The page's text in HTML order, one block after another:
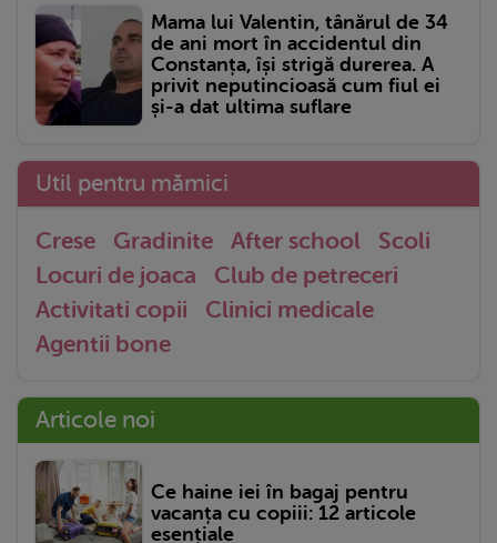
Mama lui Valentin, tânărul de 34
de ani mort în accidentul din
Constanța, își strigă durerea. A
privit neputincioasă cum fiul ei
și-a dat ultima suflare
Util pentru mămici
Crese Gradinite After school
Scoli
Locuri de joaca
Club de petreceri
Activitati copii
Clinici medicale
Agentii bone
Articole noi
Ce haine iei în bagaj pentru
vacanța cu copiii: 12 articole
esențiale